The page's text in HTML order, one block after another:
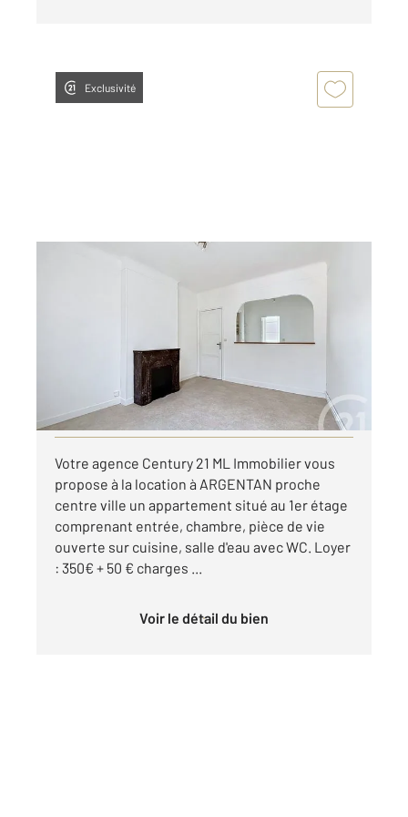
Exclusivité
Appartement F2 à louer
400 €
par mois charges comprises
Visiter le site dédié
Votre agence Century 21 ML Immobilier vous
propose à la location à ARGENTAN proche
centre ville un appartement situé au 1er étage
comprenant entrée, chambre, pièce de vie
ouverte sur cuisine, salle d'eau avec WC. Loyer
: 350€ + 50 € charges ...
Voir le détail du bien